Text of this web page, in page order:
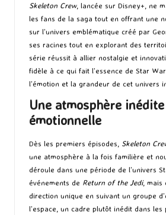
Skeleton Crew, lancée sur Disney+, ne
les fans de la saga tout en offrant une
sur l’univers emblématique créé par
ses racines tout en explorant des
série réussit à allier nostalgie et
fidèle à ce qui fait l’essence de Star
l’émotion et la grandeur de cet univers
Une atmosphère
émotionnelle
Dès les premiers épisodes, Skeleton
une atmosphère à la fois familière et
déroule dans une période de l’univers
événements de Return of the Jedi, mais
direction unique en suivant un groupe
l’espace, un cadre plutôt inédit dans les